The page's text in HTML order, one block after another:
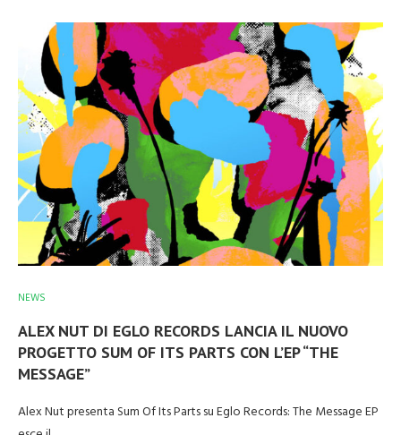
NEWS
ALEX NUT DI EGLO RECORDS LANCIA IL NUOVO
PROGETTO SUM OF ITS PARTS CON L’EP “THE
MESSAGE”
Alex Nut presenta Sum Of Its Parts su Eglo Records: The Message EP